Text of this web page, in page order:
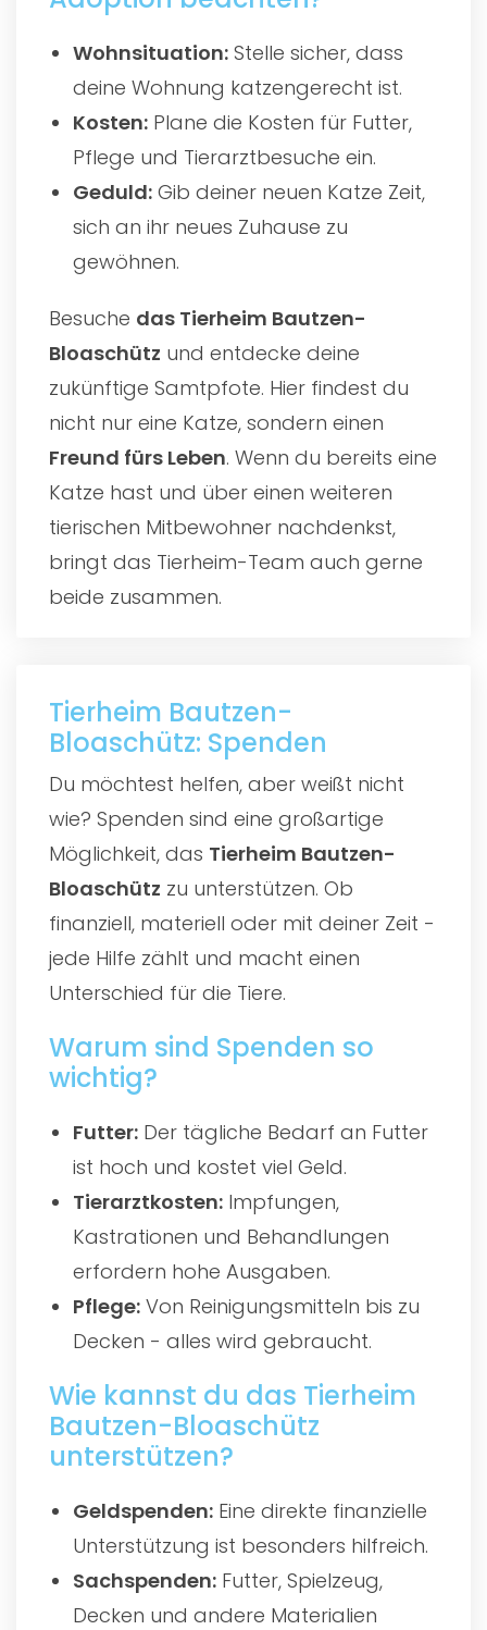
Wohnsituation: Stelle sicher, dass
deine Wohnung katzengerecht ist.
Kosten: Plane die Kosten für Futter,
Pflege und Tierarztbesuche ein.
Geduld: Gib deiner neuen Katze Zeit,
sich an ihr neues Zuhause zu
gewöhnen.
Besuche das Tierheim Bautzen-
Bloaschütz und entdecke deine
zukünftige Samtpfote. Hier findest du
nicht nur eine Katze, sondern einen
Freund fürs Leben. Wenn du bereits eine
Katze hast und über einen weiteren
tierischen Mitbewohner nachdenkst,
bringt das Tierheim-Team auch gerne
beide zusammen.
Tierheim Bautzen-
Bloaschütz: Spenden
Du möchtest helfen, aber weißt nicht
wie? Spenden sind eine großartige
Möglichkeit, das Tierheim Bautzen-
Bloaschütz zu unterstützen. Ob
finanziell, materiell oder mit deiner Zeit -
jede Hilfe zählt und macht einen
Unterschied für die Tiere.
Warum sind Spenden so
wichtig?
Futter: Der tägliche Bedarf an Futter
ist hoch und kostet viel Geld.
Tierarztkosten: Impfungen,
Kastrationen und Behandlungen
erfordern hohe Ausgaben.
Pflege: Von Reinigungsmitteln bis zu
Decken - alles wird gebraucht.
Wie kannst du das Tierheim
Bautzen-Bloaschütz
unterstützen?
Geldspenden: Eine direkte finanzielle
Unterstützung ist besonders hilfreich.
Sachspenden: Futter, Spielzeug,
Decken und andere Materialien